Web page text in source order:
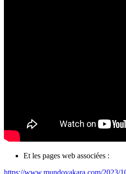
Et les pages web associées :
https://www.mundoyakara.com/2023/